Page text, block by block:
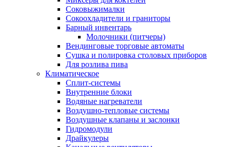
Соковыжималки
Сокоохладители и граниторы
Барный инвентарь
Молочники (питчеры)
Вендинговые торговые автоматы
Сушка и полировка столовых приборов
Для розлива пива
Климатическое
Сплит-системы
Внутренние блоки
Водяные нагреватели
Воздушно-тепловые системы
Воздушные клапаны и заслонки
Гидромодули
Драйкулеры